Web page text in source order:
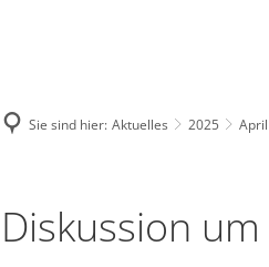
Sie sind hier: Aktuelles 2025
Diskussion